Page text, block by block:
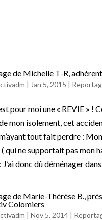
de Michelle T-R,
| Jan 5, 2015 |
pour moi une « REVIE » !
mon isolement, cet
tout fait perdre :
qui ne supportait pas mon
donc dû déménager
de Marie-Thérèse B.,
Colomiers
| Nov 5, 2014|